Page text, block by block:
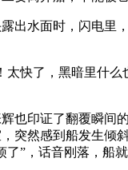
水面时，闪电里，
快了，黑暗里什么
印证了翻覆瞬间的
突然感到船发生倾
了”，话音刚落，船